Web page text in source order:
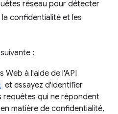
réseau pour détecter
confidentialité et les
:
Web à l'aide de l'API
et essayez d'identifier
requêtes qui ne répondent
matière de confidentialité,